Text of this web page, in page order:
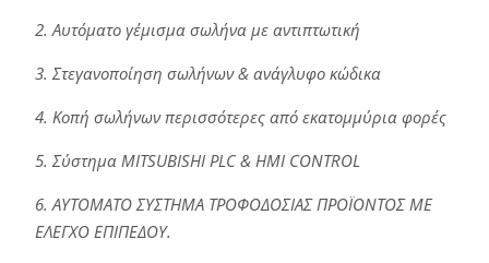
2. Αυτόματο γέμισμα σωλήνα με αντιπτωτική
3. Στεγανοποίηση σωλήνων & ανάγλυφο κώδικα
4. Κοπή σωλήνων περισσότερες από εκατομμύρια φορές
5. Σύστημα MITSUBISHI PLC & HMI CONTROL
6. ΑΥΤΟΜΑΤΟ ΣΥΣΤΗΜΑ ΤΡΟΦΟΔΟΣΙΑΣ ΠΡΟΪΟΝΤΟΣ ΜΕ
ΕΛΕΓΧΟ ΕΠΙΠΕΔΟΥ.